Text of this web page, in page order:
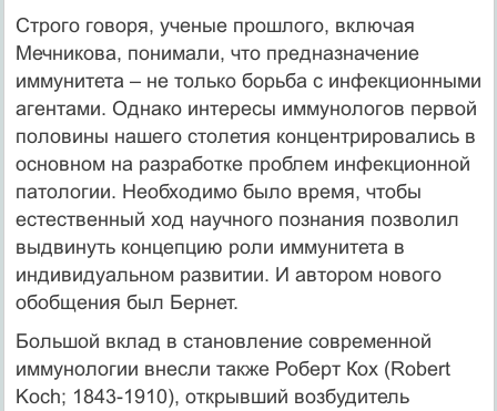
Строго говоря, ученые прошлого, включая
Мечникова, понимали, что предназначение
иммунитета – не только борьба с инфекционными
агентами. Однако интересы иммунологов первой
половины нашего столетия концентрировались в
основном на разработке проблем инфекционной
патологии. Необходимо было время, чтобы
естественный ход научного познания позволил
выдвинуть концепцию роли иммунитета в
индивидуальном развитии. И автором нового
обобщения был Бернет.
Большой вклад в становление современной
иммунологии внесли также Роберт Кох (Robert
Koch; 1843-1910), открывший возбудитель